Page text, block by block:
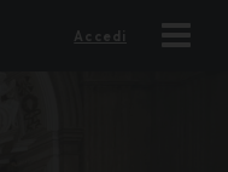
Accedi